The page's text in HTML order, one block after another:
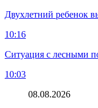
Двухлетний ребенок
10:16
Ситуация с лесными
10:03
08.08.2026